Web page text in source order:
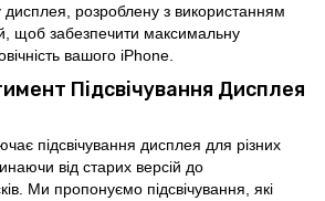
дисплея, розроблену з використанням
щоб забезпечити максимальну
вашого iPhone.
Підсвічування Дисплея
підсвічування дисплея для різних
від старих версій до
Ми пропонуємо підсвічування, які